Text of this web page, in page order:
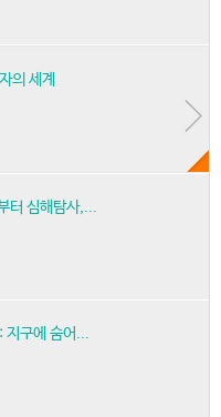
의 세계
터 심해탐사,...
지구에 숨어...